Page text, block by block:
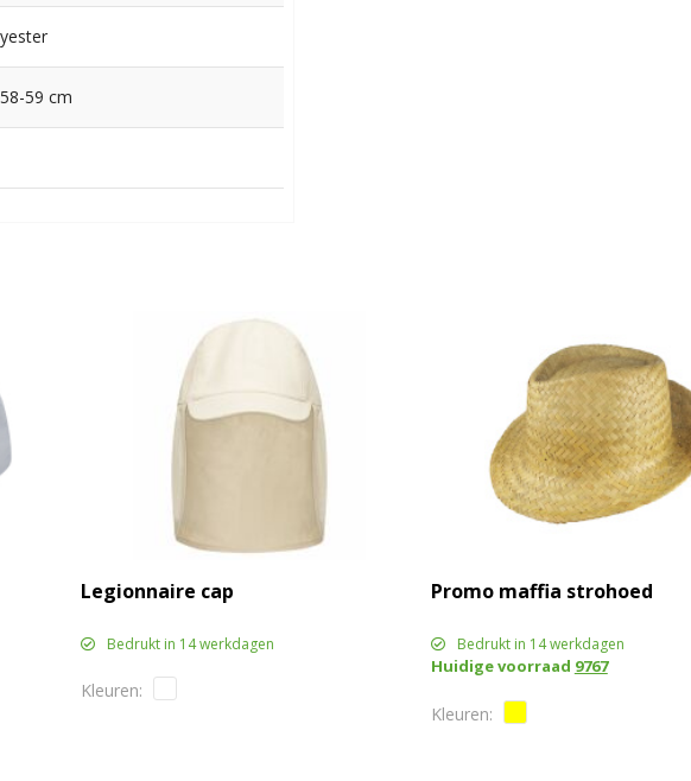
59 cm
Legionnaire cap
Bedrukt in 14 werkdagen
Promo maffia strohoed
Bedrukt in 14 werkdagen
Huidige voorraad 9767